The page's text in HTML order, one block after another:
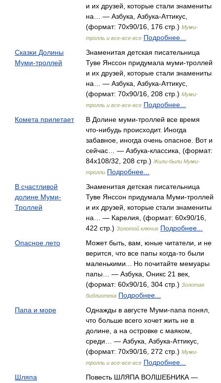
и их друзей, которые стали знамениты
на… — Азбука, Азбука-Аттикус,
(формат: 70x90/16, 176 стр.) Муми-
тролль и все-все-все Подробнее...
Сказки Долины
Муми-троллей
Знаменитая детская писательница
Туве Янссон придумала муми-троллей
и их друзей, которые стали знамениты
на… — Азбука, Азбука-Аттикус,
(формат: 70x90/16, 208 стр.) Муми-
тролль и все-все-все Подробнее...
Комета прилетает
В Долине муми-троллей все время
что-нибудь происходит. Иногда
забавное, иногда очень опасное. Вот и
сейчас… — Азбука-классика, (формат:
84x108/32, 208 стр.) Жили-были Муми-
тролли Подробнее...
В счастливой
долине Муми-
Троллей
Знаменитая детская писательница
Туве Янссон придумала Муми-троллей
и их друзей, которые стали знамениты
на… — Карелия, (формат: 60x90/16,
422 стр.) Золотой ключик Подробнее...
Опасное лето
Может быть, вам, юные читатели, и не
верится, что все папы когда-то были
маленькими... Но почитайте мемуары
папы… — Азбука, Оникс 21 век,
(формат: 60x90/16, 304 стр.) Золотая
библиотека Подробнее...
Папа и море
Однажды в августе Муми-папа понял,
что больше всего хочет жить не в
долине, а на островке с маяком,
среди… — Азбука, Азбука-Аттикус,
(формат: 70x90/16, 272 стр.) Муми-
тролль и все-все-все Подробнее...
Шляпа
Повесть ШЛЯПА ВОЛШЕБНИКА —